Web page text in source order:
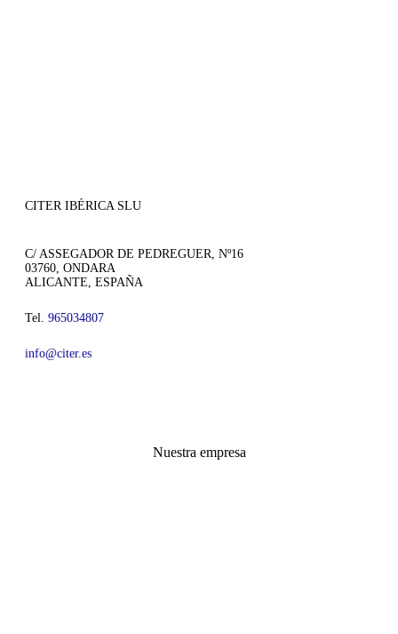
CITER IBÉRICA SLU
C/ ASSEGADOR DE PEDREGUER, Nº16
03760, ONDARA
ALICANTE, ESPAÑA
Tel. 965034807
info@citer.es
Nuestra empresa